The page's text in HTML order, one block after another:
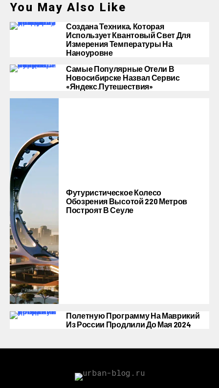
You May Also Like
Создана Техника, Которая
Использует Квантовый Свет Для
Измерения Температуры На
Наноуровне
Самые Популярные Отели В
Новосибирске Назвал Сервис
«Яндекс.Путешествия»
Футуристическое Колесо
Обозрения Высотой 220 Метров
Построят В Сеуле
Полетную Программу На Маврикий
Из России Продлили До Мая 2024